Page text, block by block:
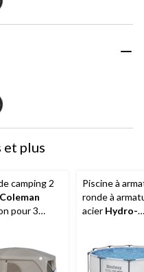
plus
camping 2
Coleman
pour 3
et sac de
Piscine à
ronde à
acier Hydro-